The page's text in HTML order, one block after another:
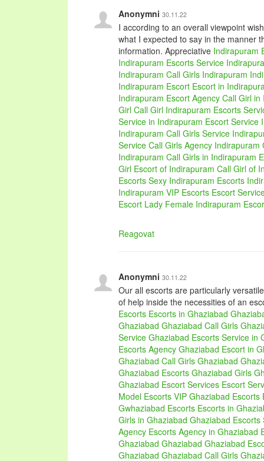
Anonymni 30.11.22
I according to an overall viewpoint
what I expected to say in the manner
information. Appreciative Indirapuram
Indirapuram Escorts Service
Indirapuram Call Girls Indirapuram
Indirapuram Escort Escort in
Indirapuram Escort Agency Call Girl in
Girl Call Girl Indirapuram Escorts
Service in Indirapuram Escort Service
Indirapuram Call Girls Service
Service Call Girls Agency Indirapuram
Indirapuram Call Girls in Indirapuram
Girl Escort of Indirapuram Call Girl of
Escorts Sexy Indirapuram Escorts
Indirapuram VIP Escorts Escort
Escort Lady Female Indirapuram
Reagovat
Anonymni 30.11.22
Our all escorts are particularly
of help inside the necessities of an
Escorts Escorts in Ghaziabad
Ghaziabad Ghaziabad Call Girls
Service Ghaziabad Escorts Service in
Escorts Agency Ghaziabad Escort in
Ghaziabad Call Girls Ghaziabad
Ghaziabad Escorts Ghaziabad Girls
Ghaziabad Escort Services Escort
Model Escorts VIP Ghaziabad Escorts
Gwhaziabad Escorts Escorts in
Girls in Ghaziabad Ghaziabad Escorts
Agency Escorts Agency in Ghaziabad
Ghaziabad Ghaziabad Ghaziabad
Ghaziabad Ghaziabad Call Girls